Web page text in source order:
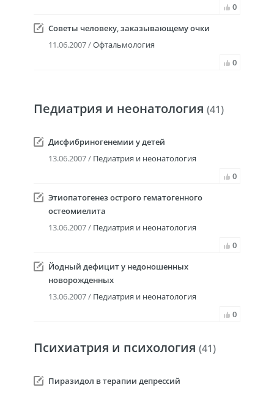
0
Советы человеку, заказывающему очки
11.06.2007 /Офтальмология
0
Педиатрия и неонатология (41)
Дисфибриногенемии у детей
13.06.2007 / Педиатрия и неонатология
0
Этиопатогенез острого гематогенного
остеомиелита
13.06.2007 / Педиатрия и неонатология
0
Йодный дефицит у недоношенных
новорожденных
13.06.2007 / Педиатрия и неонатология
0
Психиатрия и психология (41)
Пиразидол в терапии депрессий